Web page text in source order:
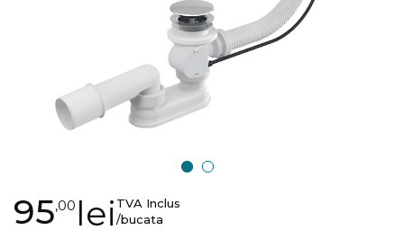
Skip
to
95,00 leiTVA Inclus
/bucata